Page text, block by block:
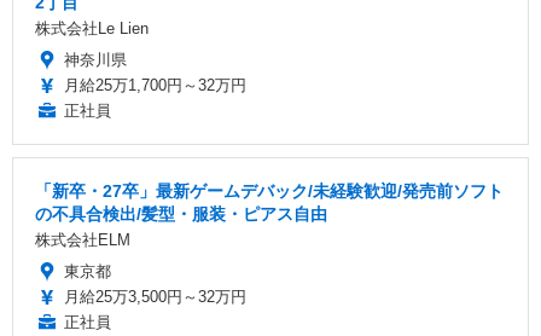
株式会社Le Lien
神奈川県
月給25万1,700円～32万円
正社員
「新卒・27卒」最新ゲームデバック/未経験歓迎/発売前ソフト
の不具合検出/髪型・服装・ピアス自由
株式会社ELM
東京都
月給25万3,500円～32万円
正社員